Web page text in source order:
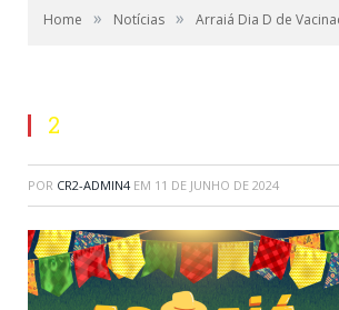
Home » Notícias » Arraiá Dia D de
2
POR CR2-ADMIN4 EM 11 DE JUNHO DE 2024